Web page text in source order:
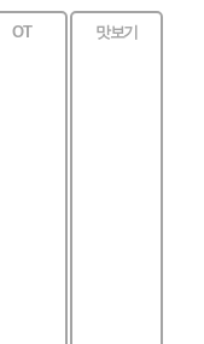
OT 맛보기